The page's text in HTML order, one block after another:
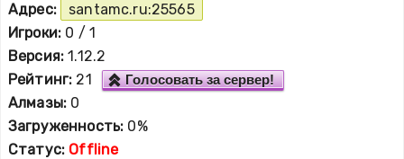
Адрес:
santamc.ru:25565
Игроки: 0 / 1
Версия: 1.12.2
Рейтинг: 21 Голосовать за сервер!
Алмазы: 0
Загруженность: 0%
Статус: Offline